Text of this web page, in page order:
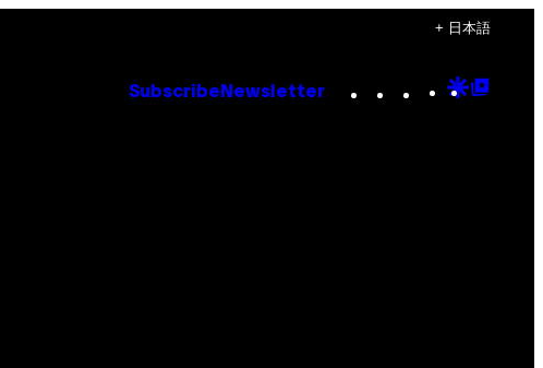
+ 日本語
Subscribe Newsletter Instagram
TikTok
YouTube
Google